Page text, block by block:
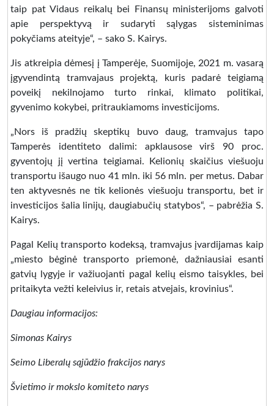
taip pat Vidaus reikalų bei Finansų ministerijoms galvoti
apie perspektyvą ir sudaryti sąlygas sisteminimas
pokyčiams ateityje“, – sako S. Kairys.
Jis atkreipia dėmesį į Tamperėje, Suomijoje, 2021 m. vasarą
įgyvendintą tramvajaus projektą, kuris padarė teigiamą
poveikį nekilnojamo turto rinkai, klimato politikai,
gyvenimo kokybei, pritraukiamoms investicijoms.
„Nors iš pradžių skeptikų buvo daug, tramvajus tapo
Tamperės identiteto dalimi: apklausose virš 90 proc.
gyventojų jį vertina teigiamai. Kelionių skaičius viešuoju
transportu išaugo nuo 41 mln. iki 56 mln. per metus. Dabar
ten aktyvesnės ne tik kelionės viešuoju transportu, bet ir
investicijos šalia linijų, daugiabučių statybos“, – pabrėžia S.
Kairys.
Pagal Kelių transporto kodeksą, tramvajus įvardijamas kaip
„miesto bėginė transporto priemonė, dažniausiai esanti
gatvių lygyje ir važiuojanti pagal kelių eismo taisykles, bei
pritaikyta vežti keleivius ir, retais atvejais, krovinius“.
Daugiau informacijos:
Simonas Kairys
Seimo Liberalų sąjūdžio frakcijos narys
Švietimo ir mokslo komiteto narys